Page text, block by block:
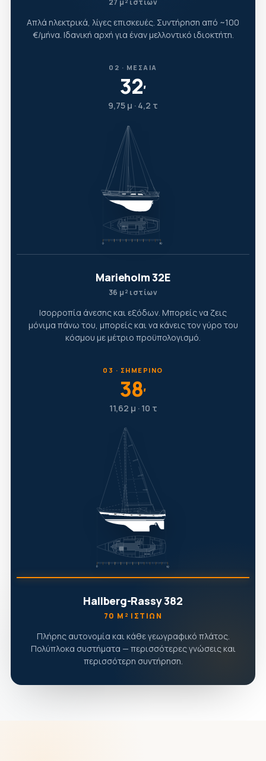
27 μ² ιστίων
Απλά ηλεκτρικά, λίγες επισκευές. Συντήρηση από ~100
€/μήνα. Ιδανική αρχή για έναν μελλοντικό ιδιοκτήτη.
02 · ΜΕΣΑΊΑ
32′
9,75 μ · 4,2 τ
Marieholm 32E
36 μ² ιστίων
Ισορροπία άνεσης και εξόδων. Μπορείς να ζεις
μόνιμα πάνω του, μπορείς και να κάνεις τον γύρο του
κόσμου με μέτριο προϋπολογισμό.
03 · ΣΗΜΕΡΙΝΌ
38′
11,62 μ · 10 τ
Hallberg-Rassy 382
70 Μ² ΙΣΤΊΩΝ
Πλήρης αυτονομία και κάθε γεωγραφικό πλάτος.
Πολύπλοκα συστήματα — περισσότερες γνώσεις και
περισσότερη συντήρηση.